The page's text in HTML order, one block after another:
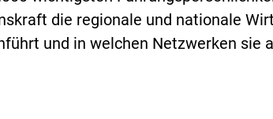
die regionale und nationale
und in welchen Netzwerken sie